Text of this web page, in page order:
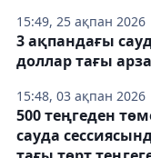
15:49, 25 ақпан 2026
15:48, 03 ақпан 2026
3 ақпандағы
доллар тағы
500 теңгеден
сауда